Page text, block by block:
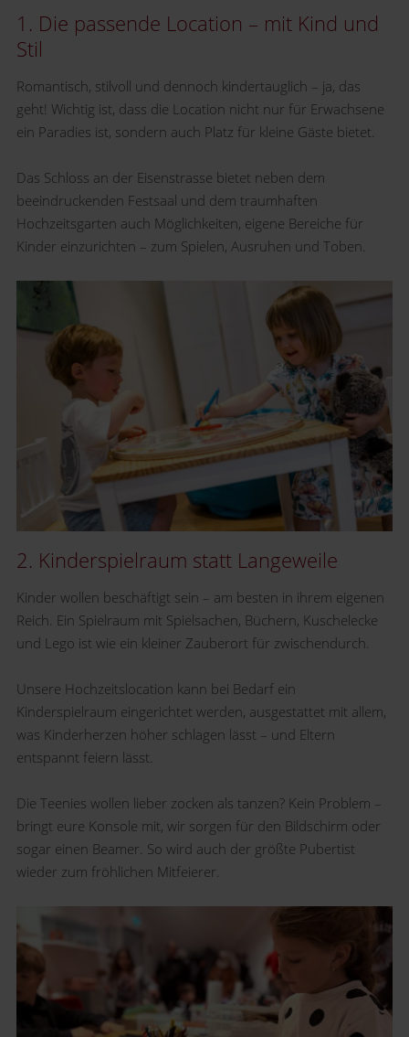
1. Die passende Location – mit Kind und
Stil
Romantisch, stilvoll und dennoch kindertauglich – ja, das
geht! Wichtig ist, dass die Location nicht nur für Erwachsene
ein Paradies ist, sondern auch Platz für kleine Gäste bietet.
Das Schloss an der Eisenstrasse bietet neben dem
beeindruckenden Festsaal und dem traumhaften
Hochzeitsgarten auch Möglichkeiten, eigene Bereiche für
Kinder einzurichten – zum Spielen, Ausruhen und Toben.
2. Kinderspielraum statt Langeweile
Kinder wollen beschäftigt sein – am besten in ihrem eigenen
Reich. Ein Spielraum mit Spielsachen, Büchern, Kuschelecke
und Lego ist wie ein kleiner Zauberort für zwischendurch.
Unsere Hochzeitslocation kann bei Bedarf ein
Kinderspielraum eingerichtet werden, ausgestattet mit allem,
was Kinderherzen höher schlagen lässt – und Eltern
entspannt feiern lässt.
Die Teenies wollen lieber zocken als tanzen? Kein Problem –
bringt eure Konsole mit, wir sorgen für den Bildschirm oder
sogar einen Beamer. So wird auch der größte Pubertist
wieder zum fröhlichen Mitfeierer.